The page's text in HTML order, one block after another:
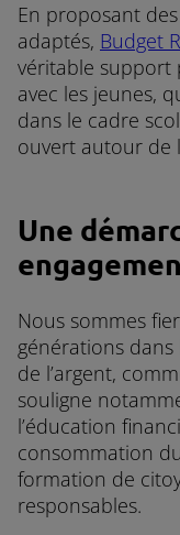
En proposant
adaptés, Budget
véritable support
avec les jeunes,
dans le cadre
ouvert autour de
Une
Nous sommes
générations
de l’argent,
souligne
l’éducation
consommation
formation de
responsables.